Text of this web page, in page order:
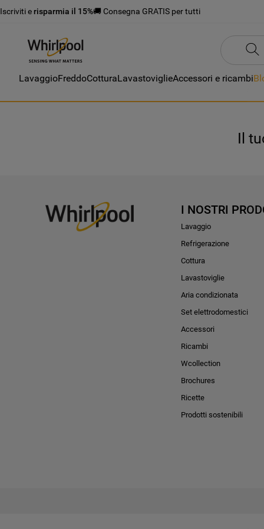
Iscriviti e risparmia il 15%🚚 Consegna GRATIS per tutti
LavaggioFreddoCotturaLavastoviglieAccessori e ricambi
Il
I NOSTRI
Lavaggio
Refrigerazione
Cottura
Lavastoviglie
Aria condizionata
Set elettrodomestici
Accessori
Ricambi
Wcollection
Brochures
Ricette
Prodotti sostenibili